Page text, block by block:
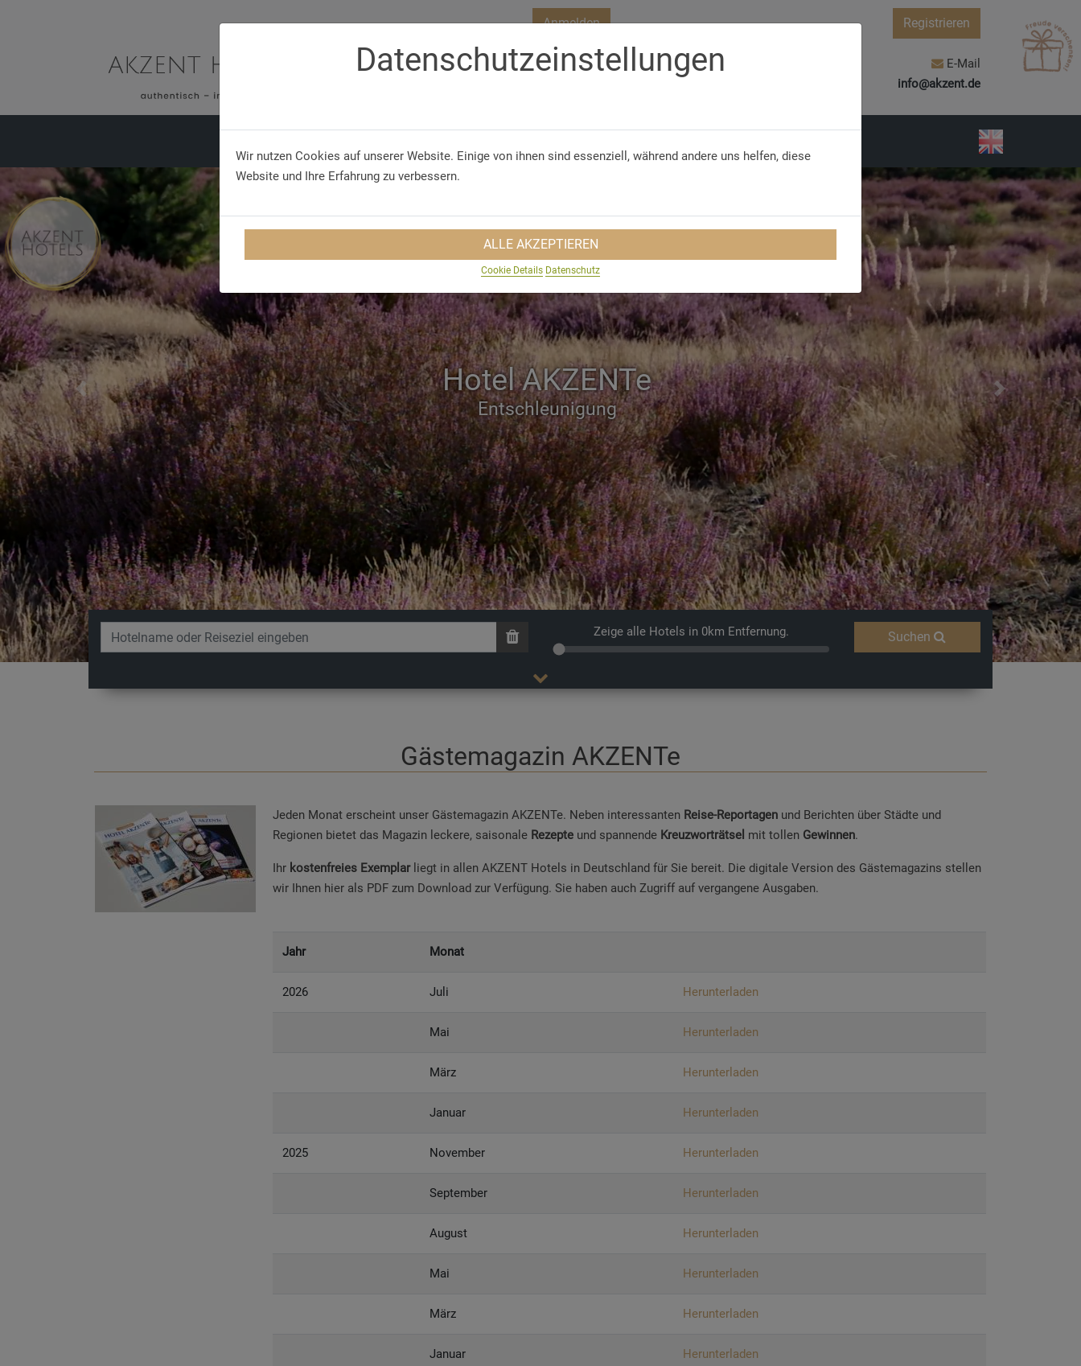
Anmelden Registrieren
Telefon/WhatsApp
E-Mail
info@akzent.de
Hotel AKZENTe
Entdecken
Previous Next
Zeige alle Hotels in 0km Entfernung. Suchen
Gästemagazin AKZENTe
Jeden Monat erscheint unser Gästemagazin AKZENTe. Neben interessanten Reise-Reportagen und Berichten über Städte und
Regionen bietet das Magazin leckere, saisonale Rezepte und spannende Kreuzworträtsel mit tollen Gewinnen.
Ihr kostenfreies Exemplarliegt in allen AKZENT Hotels in Deutschland für Sie bereit. Die digitale Version des Gästemagazins stellen
wir Ihnen hier als PDF zum Download zur Verfügung. Sie haben auch Zugriff auf vergangene Ausgaben.
Jahr Monat
2026 Juli Herunterladen
Mai Herunterladen
März Herunterladen
Januar Herunterladen
2025 November Herunterladen
September Herunterladen
August Herunterladen
Mai Herunterladen
März Herunterladen
Januar Herunterladen
Datenschutzeinstellungen
Wir nutzen Cookies auf unserer Website. Einige von ihnen sind essenziell, während andere uns helfen, diese
Website und Ihre Erfahrung zu verbessern.
ALLE AKZEPTIEREN
Cookie Details Datenschutz